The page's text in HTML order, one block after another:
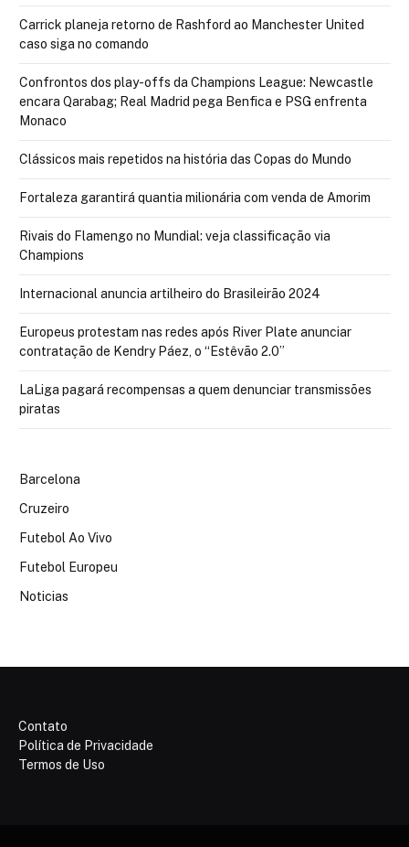
Carrick planeja retorno de Rashford ao Manchester United
caso siga no comando
Confrontos dos play-offs da Champions League: Newcastle
encara Qarabag; Real Madrid pega Benfica e PSG enfrenta
Monaco
Clássicos mais repetidos na história das Copas do Mundo
Fortaleza garantirá quantia milionária com venda de Amorim
Rivais do Flamengo no Mundial: veja classificação via
Champions
Internacional anuncia artilheiro do Brasileirão 2024
Europeus protestam nas redes após River Plate anunciar
contratação de Kendry Páez, o “Estêvão 2.0”
LaLiga pagará recompensas a quem denunciar transmissões
piratas
Barcelona
Cruzeiro
Futebol Ao Vivo
Futebol Europeu
Noticias
Contato
Política de Privacidade
Termos de Uso